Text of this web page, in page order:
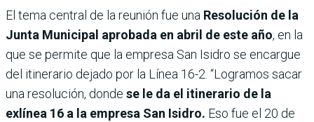
El tema central de la reunión fue una Resolución de la
Junta Municipal aprobada en abril de este año, en la
que se permite que la empresa San Isidro se encargue
del itinerario dejado por la Línea 16-2. “Logramos sacar
una resolución, donde se le da el itinerario de la
exlínea 16 a la empresa San Isidro. Eso fue el 20 de